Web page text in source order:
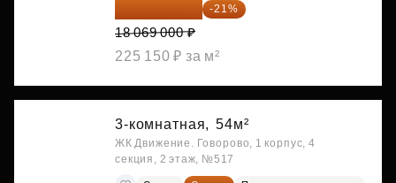
14 274 510 ₽ -21%
18 069 000 ₽
225 150 ₽ за м²
3-комнатная, 54м²
ЖК Движение. Говорово, 1 корпус, 4
секция, 2 этаж, №517